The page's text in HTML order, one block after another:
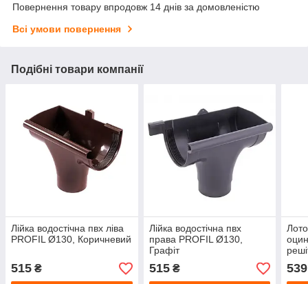
Повернення товару впродовж 14 днів за домовленістю
Всі умови повернення
Подібні товари компанії
Лійка водостічна пвх ліва
PROFIL Ø130, Коричневий
515 ₴
Лійка водостічна пвх
права PROFIL Ø130,
Графіт
515₴
мм)
539